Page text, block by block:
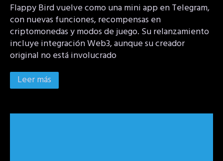
Flappy Bird vuelve como una mini app en Telegram,
con nuevas funciones, recompensas en
criptomonedas y modos de juego. Su relanzamiento
incluye integración Web3, aunque su creador
original no está involucrado
Leer más